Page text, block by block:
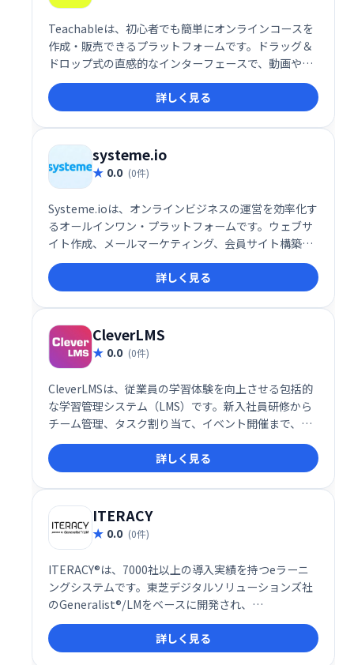
Teachableは、初心者でも簡単にオンラインコースを
作成・販売できるプラットフォームです。ドラッグ＆
ドロップ式の直感的なインターフェースで、動画やク
イズなどを自由に組み込み、プロフェッショナルなコ
ースを制作できます。高い自由度と柔軟性を備え、幅
広い学習ニーズに対応します。多くの利用者に支持さ
れ、オンライン教育ビジネスを始める最適な選択肢で
す。
詳しく見る
systeme.io
0.0 (0件)
Systeme.ioは、オンラインビジネスの運営を効率化す
るオールインワン・プラットフォームです。ウェブサ
イト作成、メールマーケティング、会員サイト構築、
アフィリエイト機能など、ビジネスに必要なツールが
全て揃っています。30万人以上の起業家が利用し、そ
の信頼性を証明しています。規模や目的に関わらず、
オンラインビジネスの成長を強力にサポートします。
無料トライアルもご用意していますので、ぜひお試し
ください。
詳しく見る
CleverLMS
0.0 (0件)
CleverLMSは、従業員の学習体験を向上させる包括的
な学習管理システム（LMS）です。新入社員研修から
チーム管理、タスク割り当て、イベント開催まで、組
織の学習ニーズを網羅します。ゲーミフィケーション
やフィードバック機能でエンゲージメントを高め、ダ
ッシュボードによるデータ分析で効果的な意思決定を
支援します。直感的なUI、モバイル対応、カスタムブ
ランディングにも対応。よりスマートで効率的な職場
を実現します。
詳しく見る
ITERACY
0.0 (0件)
ITERACY®は、7000社以上の導入実績を持つeラーニ
ングシステムです。東芝デジタルソリューションズ社
のGeneralist®/LMをベースに開発され、
LMS(Learning Management System)として、企業
の学習・研修ニーズに対応します。効率的な学習環境
を提供し、従業員のスキルアップを支援します。
詳しく見る